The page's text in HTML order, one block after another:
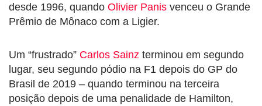
desde 1996, quando Olivier Panis venceu o Grande
Prêmio de Mônaco com a Ligier.
Um “frustrado” Carlos Sainz terminou em segundo
lugar, seu segundo pódio na F1 depois do GP do
Brasil de 2019 – quando terminou na terceira
posição depois de uma penalidade de Hamilton,